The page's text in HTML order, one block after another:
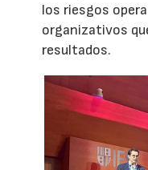
los riesgos
organizativos
resultados.